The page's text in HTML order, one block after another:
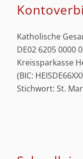
Katholische
DE02 6205 0000
Kreissparkasse
(BIC:
Stichwort: St.